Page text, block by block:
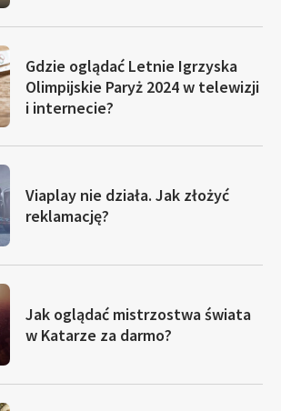
Gdzie oglądać Letnie Igrzyska
Olimpijskie Paryż 2024 w telewizji
i internecie?
Viaplay nie działa. Jak złożyć
reklamację?
Jak oglądać mistrzostwa świata
w Katarze za darmo?